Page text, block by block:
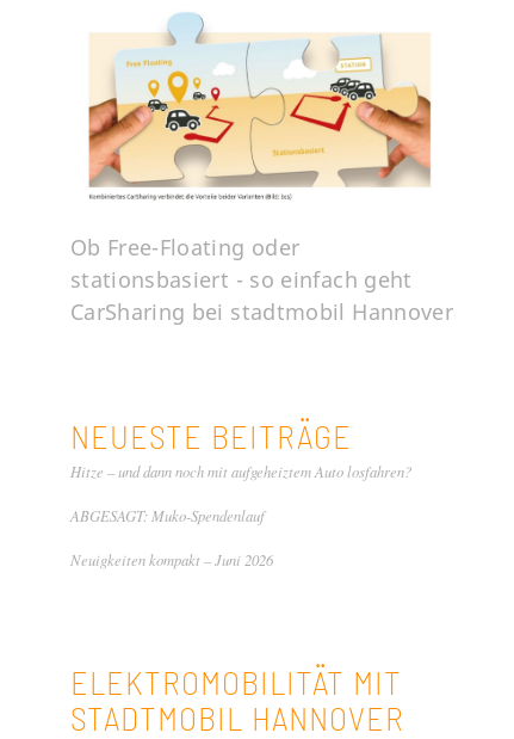
Ob Free-Floating oder
stationsbasiert - so einfach geht
CarSharing bei stadtmobil Hannover
NEUESTE BEITRÄGE
Hitze – und dann noch mit aufgeheiztem Auto losfahren?
ABGESAGT: Muko-Spendenlauf
Neuigkeiten kompakt – Juni 2026
ELEKTROMOBILITÄT MIT
STADTMOBIL HANNOVER